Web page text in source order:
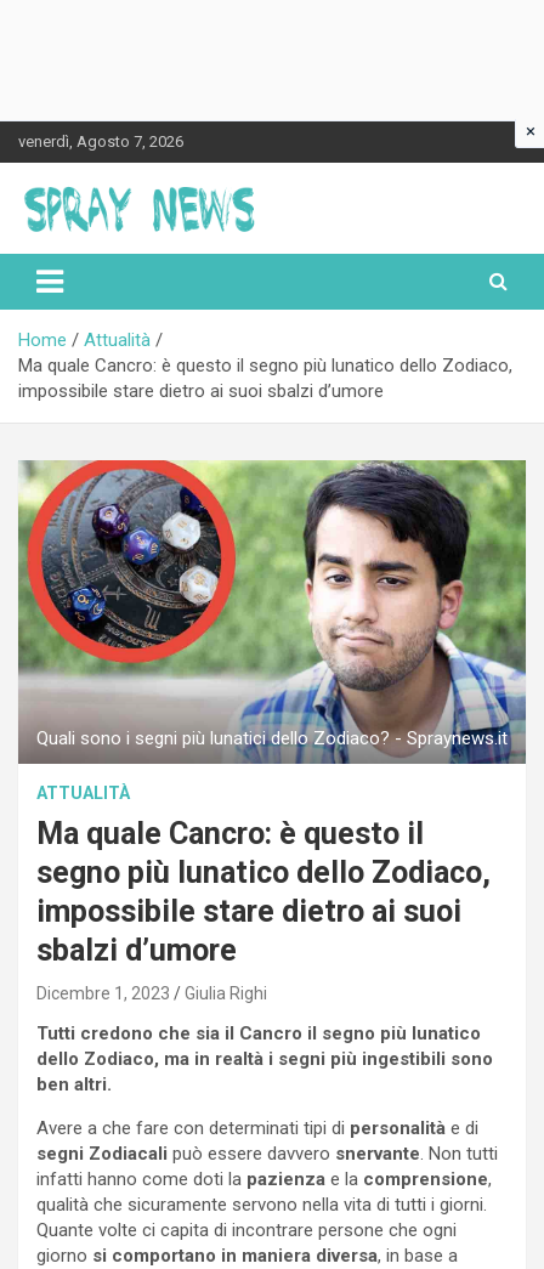
to
content
venerdì, Agosto 7, 2026
Spraynews.it
Home
Attualità
Ma quale Cancro: è questo il segno più lunatico dello Zodiaco,
impossibile stare dietro ai suoi sbalzi d’umore
Quali sono i segni più lunatici dello Zodiaco? - Spraynews.it
ATTUALITÀ
Ma quale Cancro: è questo il
segno più lunatico dello Zodiaco,
impossibile stare dietro ai suoi
sbalzi d’umore
Dicembre 1, 2023 Giulia Righi
Tutti credono che sia il Cancro il segno più lunatico
dello Zodiaco, ma in realtà i segni più ingestibili sono
ben altri.
Avere a che fare con determinati tipi di personalità e di
segni Zodiacali può essere davvero snervante. Non tutti
infatti hanno come doti la pazienza e la comprensione,
qualità che sicuramente servono nella vita di tutti i giorni.
Quante volte ci capita di incontrare persone che ogni
giorno si comportano in maniera diversa, in base a
×